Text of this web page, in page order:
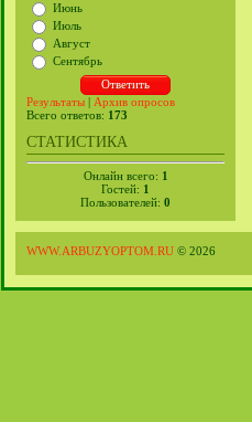
Июнь
Июль
Август
Сентябрь
Результаты | Архив опросов
Всего ответов: 173
СТАТИСТИКА
Онлайн всего: 1
Гостей: 1
Пользователей: 0
WWW.ARBUZYOPTOM.RU © 2026